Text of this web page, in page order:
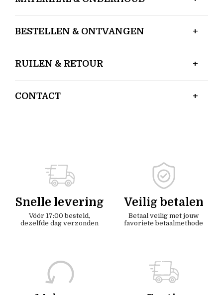
BESTELLEN & ONTVANGEN
RUILEN & RETOUR
CONTACT
Snelle levering
Vóór 17:00 besteld,
dezelfde dag verzonden
Veilig betalen
Betaal veilig met jouw
favoriete betaalmethode